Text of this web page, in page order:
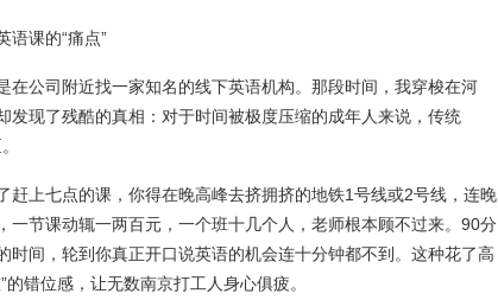
语课的“痛点”
在公司附近找一家知名的线下英语机构。那段时间，我穿梭在河
发现了残酷的真相：对于时间被极度压缩的成年人来说，传统
赶上七点的课，你得在晚高峰去挤拥挤的地铁1号线或2号线，连晚
一节课动辄一两百元，一个班十几个人，老师根本顾不过来。90分
时间，轮到你真正开口说英语的机会连十分钟都不到。这种花了高
错位感，让无数南京打工人身心俱疲。